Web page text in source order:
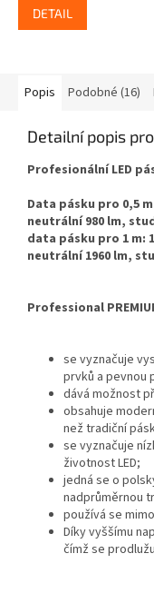
DETAIL
Popis Podobné (16)
Detailní popis
Profesionální LED
Data pásku pro 0,5
neutrální 980 lm,
data pásku pro 1 m:
neutrální 1960 lm,
Professional
se vyznačuje
prvků a pevnou
dává možnost
obsahuje
než tradiční
se vyznačuje
životnost LED;
jedná se o
nadprůměrnou
používá se
Díky vyššímu
čímž se